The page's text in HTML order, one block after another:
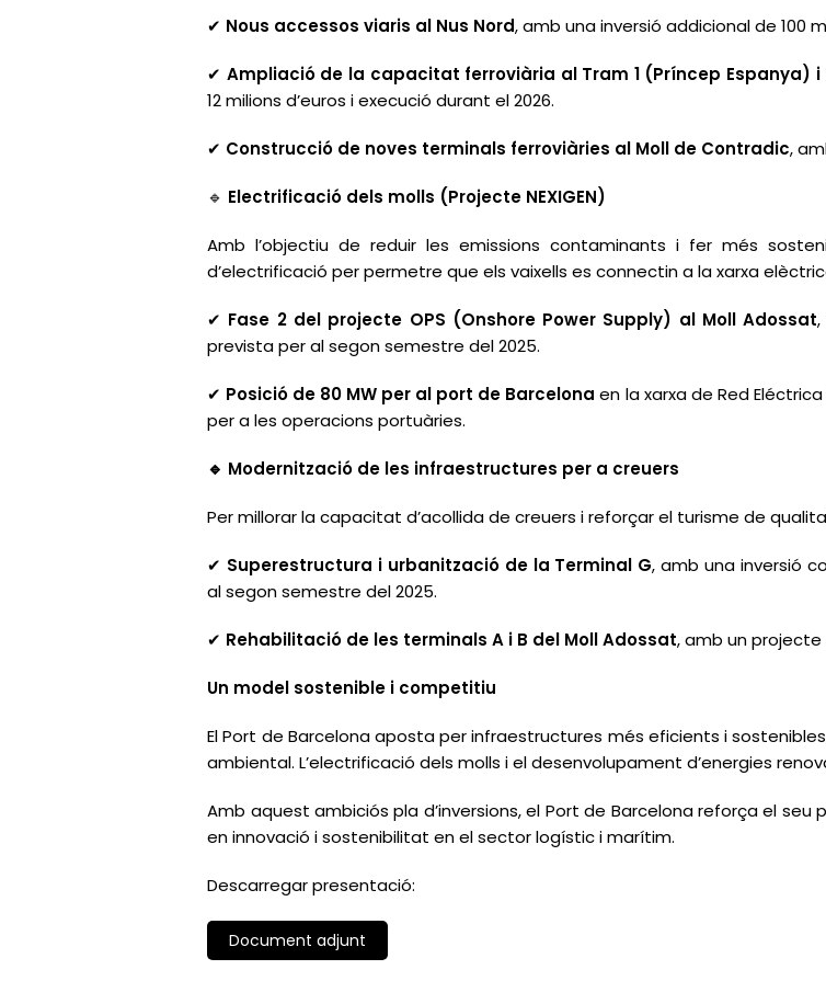
✔ Nous accessos viaris al Nus Nord, amb una inversió addicional de 100
✔ Ampliació de la capacitat ferroviària al Tram 1 (Príncep Espanya)
12 milions d’euros i execució durant el 2026.
✔ Construcció de noves terminals ferroviàries al Moll de Contradic,
🔹 Electrificació dels molls (Projecte NEXIGEN)
Amb l’objectiu de reduir les emissions contaminants i fer més
d’electrificació per permetre que els vaixells es connectin a la xarxa
✔ Fase 2 del projecte OPS (Onshore Power Supply) al Moll Adossat
prevista per al segon semestre del 2025.
✔ Posició de 80 MW per al port de Barcelona en la xarxa de Red
per a les operacions portuàries.
🔹 Modernització de les infraestructures per a creuers
Per millorar la capacitat d’acollida de creuers i reforçar el turisme de
✔ Superestructura i urbanització de la Terminal G, amb una inversió
al segon semestre del 2025.
✔ Rehabilitació de les terminals A i B del Moll Adossat, amb un
Un model sostenible i competitiu
El Port de Barcelona aposta per infraestructures més eficients i
ambiental. L’electrificació dels molls i el desenvolupament d’energies
Amb aquest ambiciós pla d’inversions, el Port de Barcelona reforça el
en innovació i sostenibilitat en el sector logístic i marítim.
Descarregar presentació:
Document adjunt